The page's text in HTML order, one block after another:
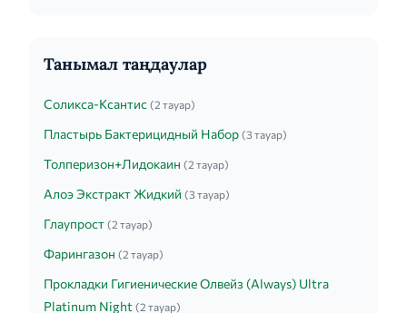
Танымал таңдаулар
Соликса-Ксантис (2 тауар)
Пластырь Бактерицидный Набор (3 тауар)
Толперизон+Лидокаин (2 тауар)
Алоэ Экстракт Жидкий (3 тауар)
Глаупрост (2 тауар)
Фарингазон (2 тауар)
Прокладки Гигиенические Олвейз (Always) Ultra
Platinum Night (2 тауар)